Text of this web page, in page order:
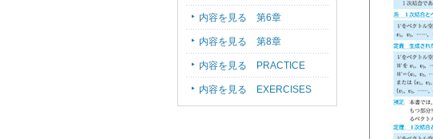
内容を見る 第6章
内容を見る 第8章
内容を見る PRACTICE
内容を見る EXERCISES